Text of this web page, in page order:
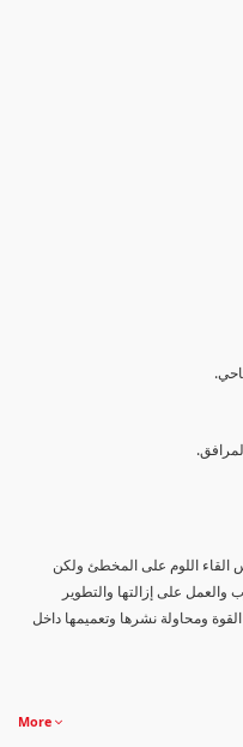
القاء اللوم على المخطئ ولكن
على إزالتها والتطوير
ومحاولة نشرها وتعميمها داخل
More